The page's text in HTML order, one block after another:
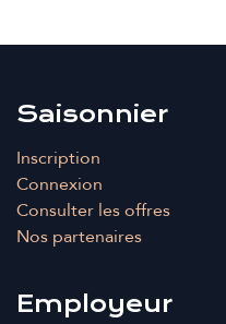
Saisonnier
Inscription
Connexion
Consulter les offres
Nos partenaires
Employeur